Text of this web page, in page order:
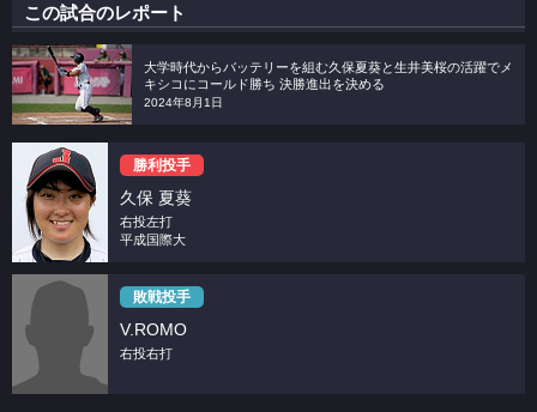
この試合のレポート
大学時代からバッテリーを組む久保夏葵と生井美桜の活躍でメ
キシコにコールド勝ち 決勝進出を決める
2024年8月1日
勝利投手
久保 夏葵
右投左打
平成国際大
敗戦投手
V.ROMO
右投右打